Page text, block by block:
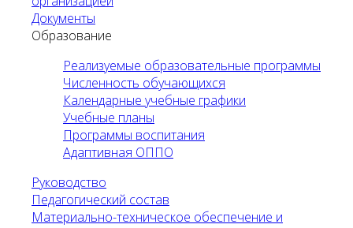
Документы
Образование
Реализуемые образовательные программы
Численность обучающихся
Календарные учебные графики
Учебные планы
Программы воспитания
Адаптивная ОППО
Руководство
Педагогический состав
Материально-техническое обеспечение и